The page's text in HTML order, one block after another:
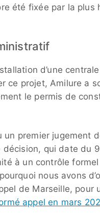
été fixée par la plus
d’une
ce projet, Amilure a
le permis de
premier jugement
qui date du 9
à un contrôle
nous avons
de Marseille, pour
appel en mars